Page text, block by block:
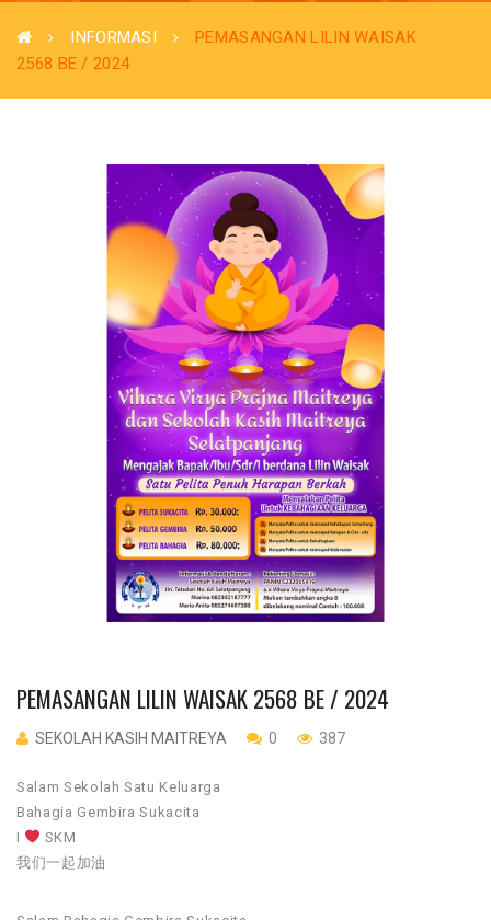
INFORMASI
PEMASANGAN LILIN WAISAK
2568 BE / 2024
PEMASANGAN LILIN WAISAK 2568 BE / 2024
SEKOLAH KASIH MAITREYA 0 387
Salam Sekolah Satu Keluarga
Bahagia Gembira Sukacita
I
SKM
我们一起加油